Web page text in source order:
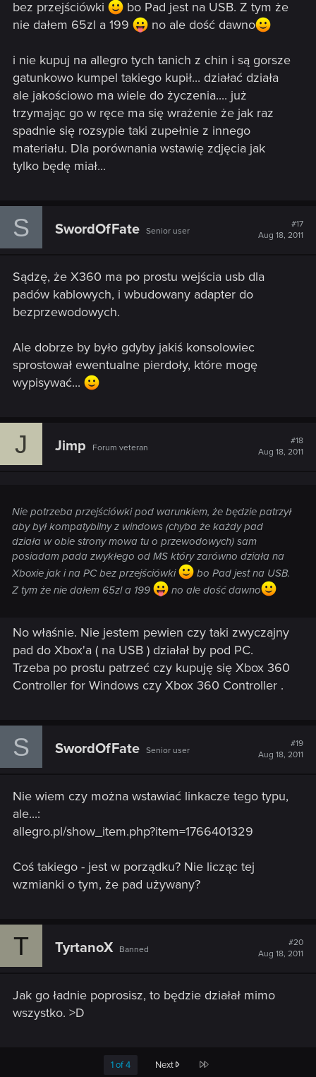
bez przejściówki
bo Pad jest na USB. Z tym że
nie dałem 65zl a 199
no ale dość dawno
i nie kupuj na allegro tych tanich z chin i są gorsze
gatunkowo kumpel takiego kupił... działać działa
ale jakościowo ma wiele do życzenia.... już
trzymając go w ręce ma się wrażenie że jak raz
spadnie się rozsypie taki zupełnie z innego
materiału. Dla porównania wstawię zdjęcia jak
tylko będę miał...
S SwordOfFate Senior user
#17
Aug 18, 2011
Sądzę, że X360 ma po prostu wejścia usb dla
padów kablowych, i wbudowany adapter do
bezprzewodowych.
Ale dobrze by było gdyby jakiś konsolowiec
sprostował ewentualne pierdoły, które mogę
wypisywać...
J Jimp Forum veteran
#18
Aug 18, 2011
Nie potrzeba przejściówki pod warunkiem, że będzie patrzył
aby był kompatybilny z windows (chyba że każdy pad
działa w obie strony mowa tu o przewodowych) sam
posiadam pada zwykłego od MS który zarówno działa na
Xboxie jak i na PC bez przejściówki
bo Pad jest na USB.
Z tym że nie dałem 65zl a 199
no ale dość dawno
No właśnie. Nie jestem pewien czy taki zwyczajny
pad do Xbox'a ( na USB ) działał by pod PC.
Trzeba po prostu patrzeć czy kupuję się Xbox 360
Controller for Windows czy Xbox 360 Controller .
S SwordOfFate Senior user
#19
Aug 18, 2011
Nie wiem czy można wstawiać linkacze tego typu,
ale...:
allegro.pl/show_item.php?item=1766401329
Coś takiego - jest w porządku? Nie licząc tej
wzmianki o tym, że pad używany?
T TyrtanoX Banned
#20
Aug 18, 2011
Jak go ładnie poprosisz, to będzie działał mimo
wszystko. >D
1 of 4 Next Last